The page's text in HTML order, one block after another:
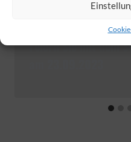
Sommerfest und
Feiern Sie mit dem